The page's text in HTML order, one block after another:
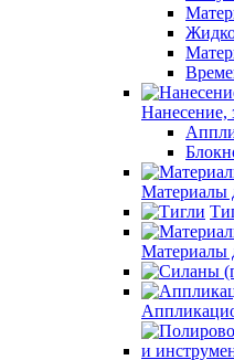
Нанесение,
Материалы
Материалы